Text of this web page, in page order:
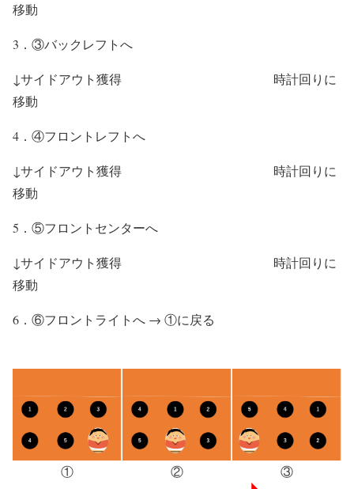
移動
3．③バックレフトへ
↓サイドアウト獲得 時計回りに
移動
4．④フロントレフトへ
↓サイドアウト獲得 時計回りに
移動
5．⑤フロントセンターへ
↓サイドアウト獲得 時計回りに
移動
6．⑥フロントライトへ → ①に戻る
① ② ③